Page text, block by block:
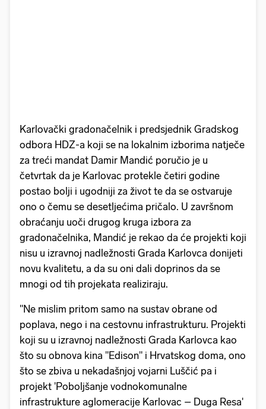
Karlovački gradonačelnik i predsjednik Gradskog
odbora HDZ-a koji se na lokalnim izborima natječe
za treći mandat Damir Mandić poručio je u
četvrtak da je Karlovac protekle četiri godine
postao bolji i ugodniji za život te da se ostvaruje
ono o čemu se desetljećima pričalo. U završnom
obraćanju uoči drugog kruga izbora za
gradonačelnika, Mandić je rekao da će projekti koji
nisu u izravnoj nadležnosti Grada Karlovca donijeti
novu kvalitetu, a da su oni dali doprinos da se
mnogi od tih projekata realiziraju.
"Ne mislim pritom samo na sustav obrane od
poplava, nego i na cestovnu infrastrukturu. Projekti
koji su u izravnoj nadležnosti Grada Karlovca kao
što su obnova kina "Edison" i Hrvatskog doma, ono
što se zbiva u nekadašnjoj vojarni Luščić pa i
projekt 'Poboljšanje vodnokomunalne
infrastrukture aglomeracije Karlovac – Duga Resa'